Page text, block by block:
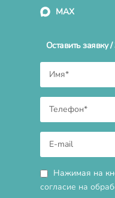
MAX
Оставить заявку
Нажимая на
согласие на